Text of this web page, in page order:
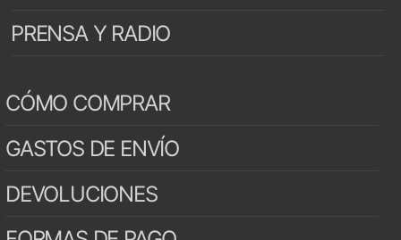
PRENSA Y RADIO
CÓMO COMPRAR
GASTOS DE ENVÍO
DEVOLUCIONES